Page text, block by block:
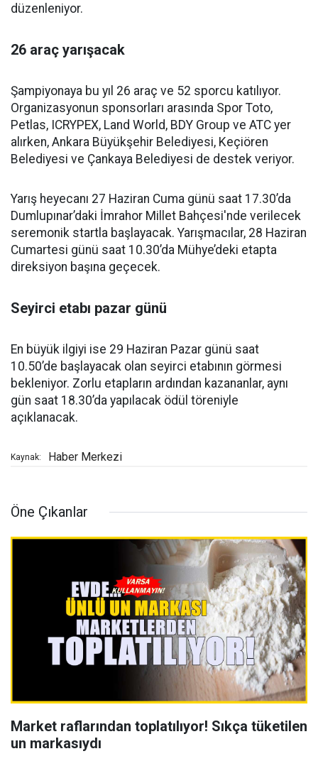
düzenleniyor.
26 araç yarışacak
Şampiyonaya bu yıl 26 araç ve 52 sporcu katılıyor.
Organizasyonun sponsorları arasında Spor Toto,
Petlas, ICRYPEX, Land World, BDY Group ve ATC yer
alırken, Ankara Büyükşehir Belediyesi, Keçiören
Belediyesi ve Çankaya Belediyesi de destek veriyor.
Yarış heyecanı 27 Haziran Cuma günü saat 17.30’da
Dumlupınar’daki İmrahor Millet Bahçesi'nde verilecek
seremonik startla başlayacak. Yarışmacılar, 28 Haziran
Cumartesi günü saat 10.30’da Mühye’deki etapta
direksiyon başına geçecek.
Seyirci etabı pazar günü
En büyük ilgiyi ise 29 Haziran Pazar günü saat
10.50’de başlayacak olan seyirci etabının görmesi
bekleniyor. Zorlu etapların ardından kazananlar, aynı
gün saat 18.30’da yapılacak ödül töreniyle
açıklanacak.
Kaynak: Haber Merkezi
Öne Çıkanlar
Market raflarından toplatılıyor! Sıkça tüketilen
un markasıydı